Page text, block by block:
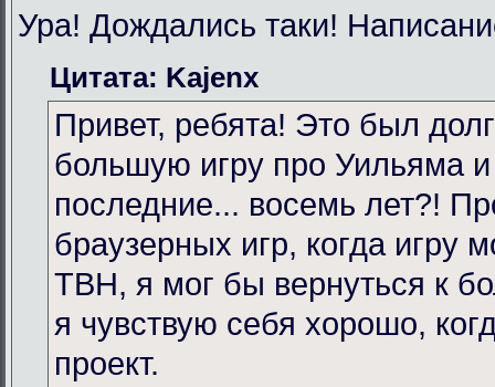
Ура! Дождались таки!
Цитата: Kajenx
Привет, ребята! Это был
большую игру про Уильяма
последние... восемь лет?!
браузерных игр, когда игру
TBH, я мог бы вернуться к
я чувствую себя хорошо,
проект.